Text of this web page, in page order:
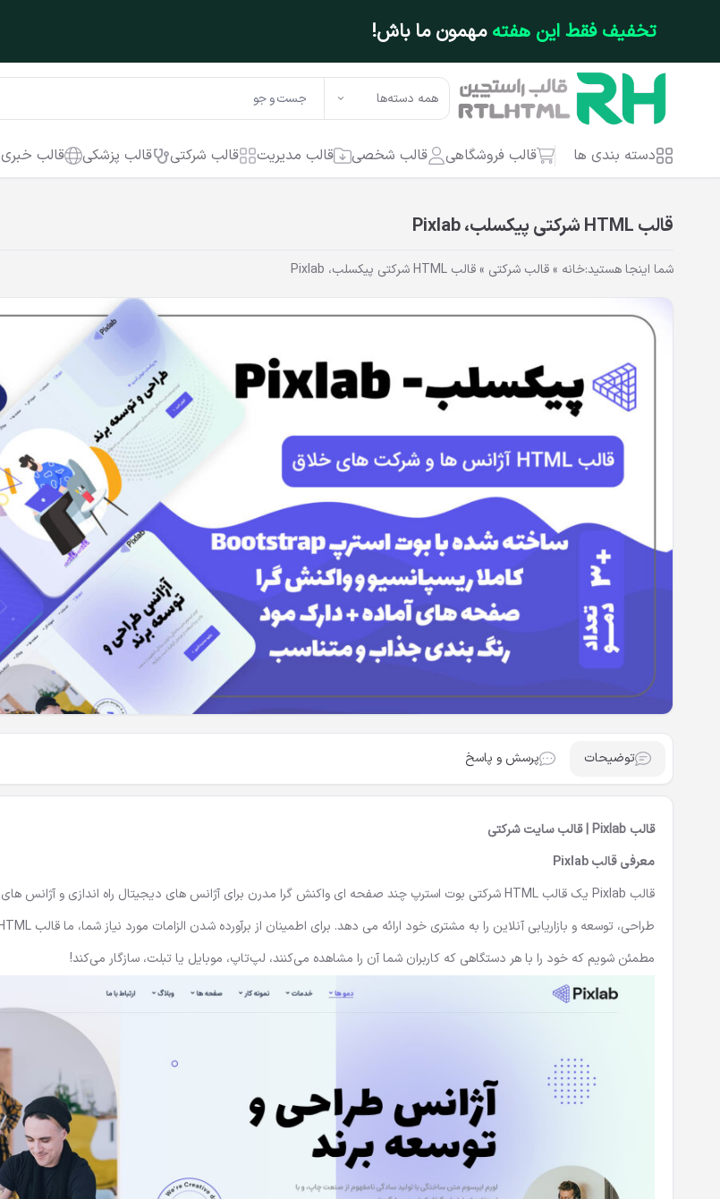
تخفیف فقط این هفتهمهمون ما باش!
همه دسته‌ها
دسته بندی ها قالب فروشگاهی قالب شخصی قالب مدیریت قالب شرکتی قالب پزشکی قالب خبری
قالب HTML شرکتی پیکسلب، Pixlab
شما اینجا هستید:خانه »قالب شرکتی »قالب HTML شرکتی پیکسلب، Pixlab
توضیحات پرسش و پاسخ
قالب Pixlab | قالب سایت شرکتی
معرفی قالب Pixlab
قالب Pixlab یک
قالب HTML شرکتی
طراحی، توسعه و بازاریابی آنلاین را به مشتری خود ارائه می دهد. برای اطمینان از برآورده شدن الزامات مورد نیاز شما، ماقالب HTML
مطمئن شویم که خود را با هر دستگاهی که کاربران شما آن را مشاهده می‌کنند، لپ‌تاپ، موبایل یا تبلت، سازگار می‌کند!